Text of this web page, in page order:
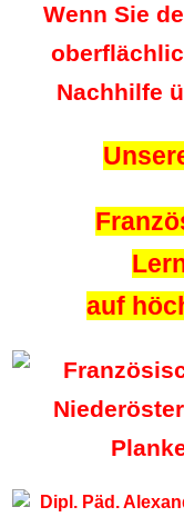
Wenn Sie
Nachhilfe
auf